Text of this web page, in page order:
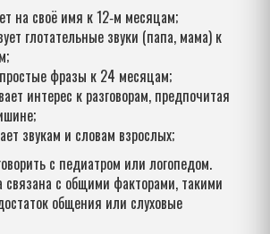
на своё имя к 12‑м месяцам;
глотательные звуки (папа, мама) к
фразы к 24 месяцам;
интерес к разговорам, предпочитая
звукам и словам взрослых;
с педиатром или логопедом.
связана с общими факторами, такими
общения или слуховые